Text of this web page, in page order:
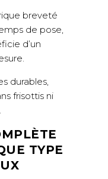
breveté
de pose,
d’un
durables,
frisottis ni
TYPE